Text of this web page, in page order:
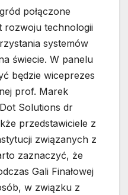
połączone
rozwoju technologii
systemów
świecie. W panelu
będzie wiceprezes
prof. Marek
Solutions dr
przedstawiciele z
związanych z
zaznaczyć, że
Gali Finałowej
w związku z